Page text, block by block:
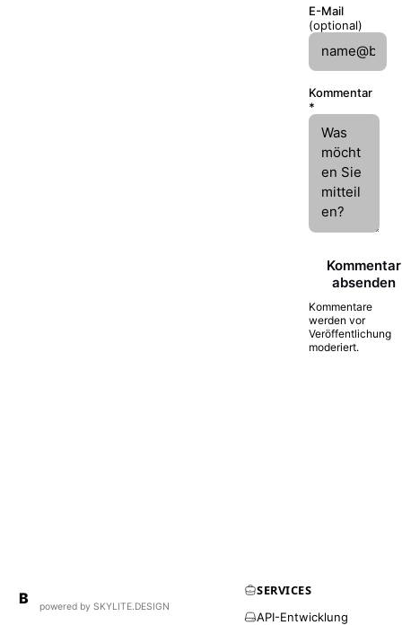
E-Mail
(optional)
Kommentar
*
Kommentar
absenden
Kommentare
werden vor
Veröffentlichung
moderiert.
B powered by SKYLITE.DESIGN
SERVICES
API-Entwicklung